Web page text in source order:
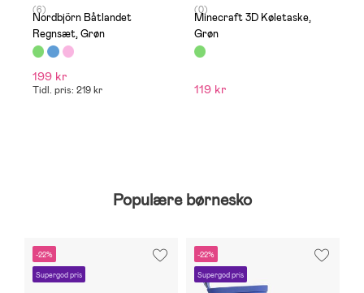
(6)
Nordbjörn Båtlandet
Regnsæt, Grøn
199 kr
Tidl. pris: 219 kr
(0)
Minecraft 3D Køletaske,
Grøn
119 kr
Populære børnesko
-22%
Supergod pris
-22%
Supergod pris